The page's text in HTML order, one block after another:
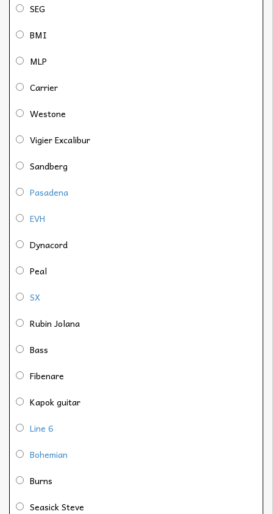
SEG
BMI
MLP
Carrier
Westone
Vigier Excalibur
Sandberg
Pasadena
EVH
Dynacord
Peal
SX
Rubin Jolana
Bass
Fibenare
Kapok guitar
Line 6
Bohemian
Burns
Seasick Steve